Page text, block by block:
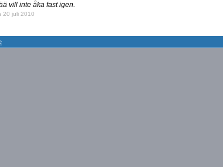
vill inte åka fast igen.
20 juli 2010